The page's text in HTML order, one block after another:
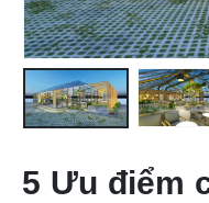
5 Ưu điểm